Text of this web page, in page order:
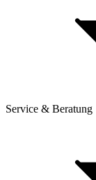
Dienstrad-
Service & Beratung